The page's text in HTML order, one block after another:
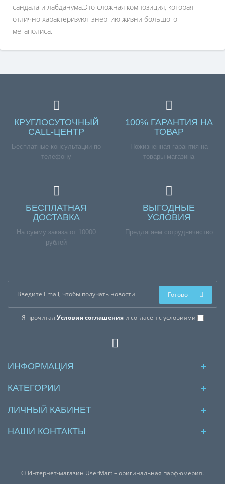
сандала и лабданума.Это сложная композиция, которая
отлично характеризуют энергию жизни большого
мегаполиса.
КРУГЛОСУТОЧНЫЙ
CALL-ЦЕНТР
Бесплатные консультации по
телефону
100% ГАРАНТИЯ НА
ТОВАР
Пожизненная гарантия на
товары магазина
БЕСПЛАТНАЯ
ДОСТАВКА
На сумму заказа от 10000
рублей
ВЫГОДНЫЕ
УСЛОВИЯ
Предлагаем сотрудничество
Я прочитал Условия соглашенияи согласен с условиями
Готово
ИНФОРМАЦИЯ
КАТЕГОРИИ
ЛИЧНЫЙ КАБИНЕТ
НАШИ КОНТАКТЫ
© Интернет-магазин UserMart – оригинальная парфюмерия.